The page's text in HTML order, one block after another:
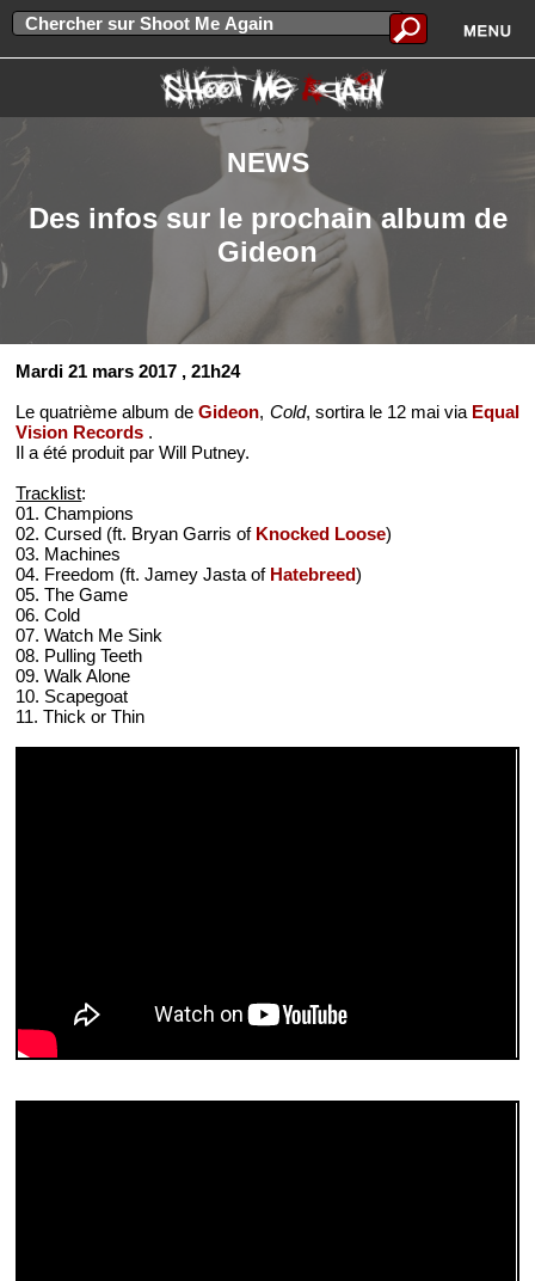
NEWS
Des infos sur le prochain album de
Gideon
Mardi 21 mars 2017 , 21h24
Le quatrième album deGideon, Cold, sortira le 12 mai via Equal
Vision Records .
Il a été produit par Will Putney.
Tracklist:
01. Champions
02. Cursed (ft. Bryan Garris of Knocked Loose)
03. Machines
04. Freedom (ft. Jamey Jasta of Hatebreed)
05. The Game
06. Cold
07. Watch Me Sink
08. Pulling Teeth
09. Walk Alone
10. Scapegoat
11. Thick or Thin